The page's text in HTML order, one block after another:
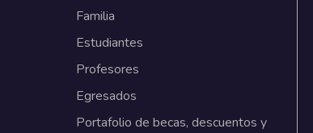
Familia
Estudiantes
Profesores
Egresados
Portafolio de becas, descuentos y